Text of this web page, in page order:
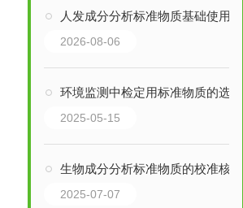
人发成分分析标准物质基础使用与保存要求
2026-08-06
环境监测中检定用标准物质的选用与不确定度评估
2025-05-15
生物成分分析标准物质的校准核心作用
2025-07-07